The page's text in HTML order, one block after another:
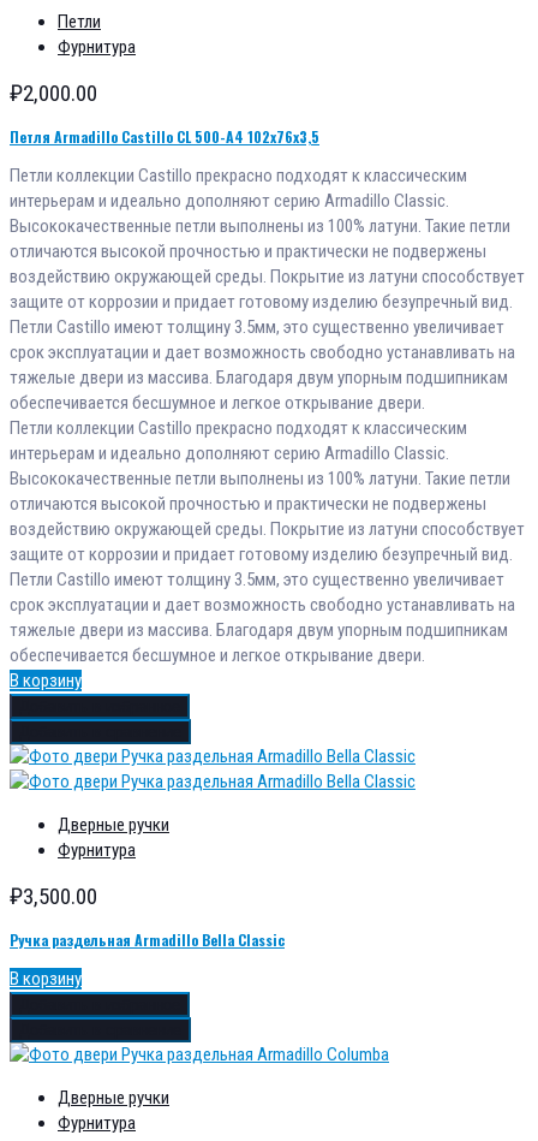
Петли
Фурнитура
₽2,000.00
Петля Armadillo Castillo CL 500-A4 102x76x3,5
Петли коллекции Castillo прекрасно подходят к классическим
интерьерам и идеально дополняют серию Armadillo Classic.
Высококачественные петли выполнены из 100% латуни. Такие петли
отличаются высокой прочностью и практически не подвержены
воздействию окружающей среды. Покрытие из латуни способствует
защите от коррозии и придает готовому изделию безупречный вид.
Петли Castillo имеют толщину 3.5мм, это существенно увеличивает
срок эксплуатации и дает возможность свободно устанавливать на
тяжелые двери из массива. Благодаря двум упорным подшипникам
обеспечивается бесшумное и легкое открывание двери.
Петли коллекции Castillo прекрасно подходят к классическим
интерьерам и идеально дополняют серию Armadillo Classic.
Высококачественные петли выполнены из 100% латуни. Такие петли
отличаются высокой прочностью и практически не подвержены
воздействию окружающей среды. Покрытие из латуни способствует
защите от коррозии и придает готовому изделию безупречный вид.
Петли Castillo имеют толщину 3.5мм, это существенно увеличивает
срок эксплуатации и дает возможность свободно устанавливать на
тяжелые двери из массива. Благодаря двум упорным подшипникам
обеспечивается бесшумное и легкое открывание двери.
В корзину
Дверные ручки
Фурнитура
₽3,500.00
Ручка раздельная Armadillo Bella Classic
В корзину
Дверные ручки
Фурнитура